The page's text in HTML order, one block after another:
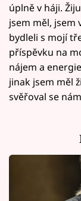
úplně v háji.
jsem měl, jsem
bydleli s mojí
příspěvku na
nájem a
jinak jsem měl
svěřoval se